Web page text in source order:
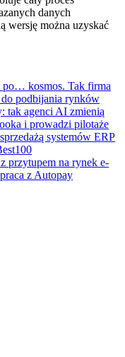
danych
wersję można uzyskać
kosmos. Tak firma
podbijania rynków
tak agenci AI zmienią
i prowadzi pilotaże
systemów ERP
przytupem na rynek e-
z Autopay